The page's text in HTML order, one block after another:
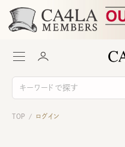
TOP / ログイン